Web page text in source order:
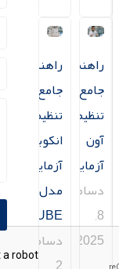
راهنمای
جامع
تنظیمات
آون
آزمایشگاهی
دسامبر
8,
2025
راهنمای
جامع
تنظیمات
انکوباتور
آزمایشگاهی
مدل
INCUBE
دسامبر